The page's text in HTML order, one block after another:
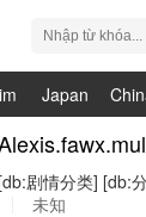
Japan
HDV
live
[db:剧情分类] [db:
未知